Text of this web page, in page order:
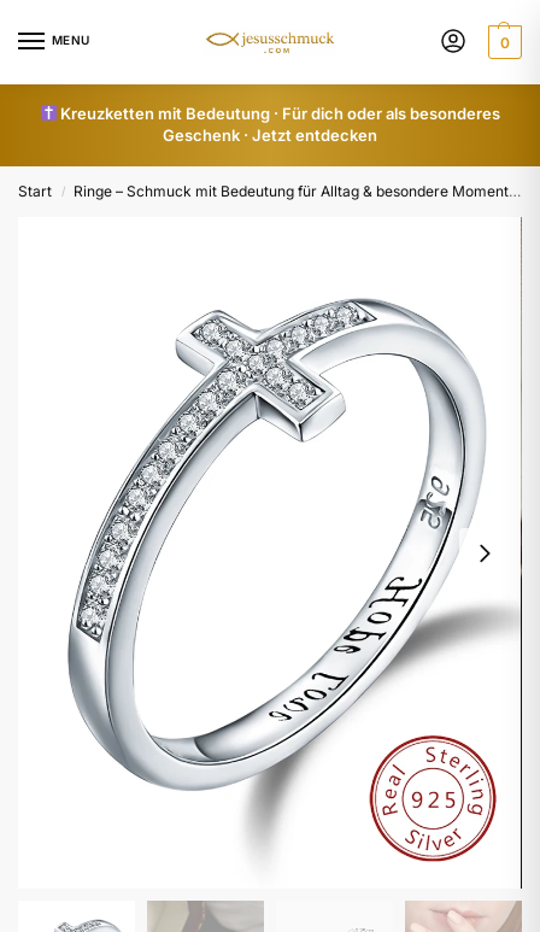
MENU 0
Kreuzketten mit Bedeutung · Für dich oder als besonderes
Geschenk · Jetzt entdecken
Start / Ringe – Schmuck mit Bedeutung für Alltag & besondere Momente